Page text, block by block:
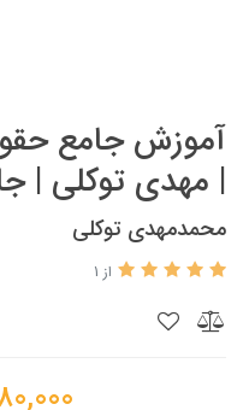
آموزش جامع
| مهدی توکلي |
محمدمهدی توکلی
از 1